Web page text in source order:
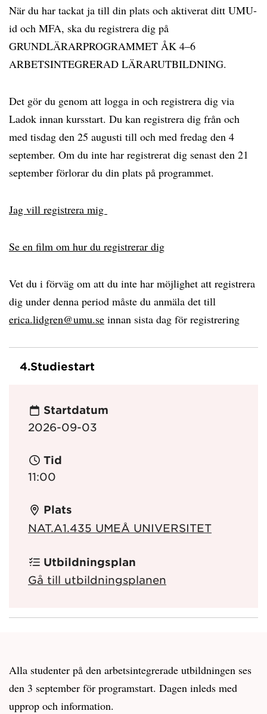
När du har tackat ja till din plats och aktiverat ditt UMU-
id och MFA, ska du registrera dig på
GRUNDLÄRARPROGRAMMET ÅK 4–6
ARBETSINTEGRERAD LÄRARUTBILDNING.
Det gör du genom att logga in och registrera dig via
Ladok innan kursstart. Du kan registrera dig från och
med tisdag den 25 augusti till och med fredag den 4
september. Om du inte har registrerat dig senast den 21
september förlorar du din plats på programmet.
Jag vill registrera mig
Se en film om hur du registrerar dig
Vet du i förväg om att du inte har möjlighet att registrera
dig under denna period måste du anmäla det till
erica.lidgren@umu.se innan sista dag för registrering
4.Studiestart
Startdatum
2026-09-03
Tid
11:00
Plats
NAT.A1.435 UMEÅ UNIVERSITET
Utbildningsplan
Gå till utbildningsplanen
Alla studenter på den arbetsintegrerade utbildningen ses
den 3 september för programstart. Dagen inleds med
upprop och information.